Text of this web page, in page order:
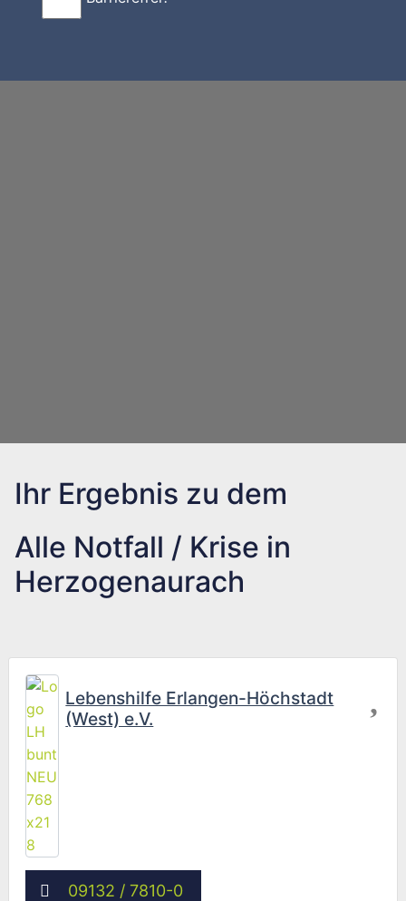
Ihr Ergebnis zu dem
Alle Notfall / Krise in
Herzogenaurach
Lebenshilfe Erlangen-Höchstadt
(West) e.V.
09132 / 7810-0